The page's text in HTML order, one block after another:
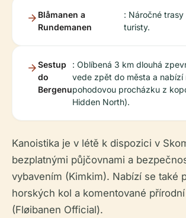
Blåmanen a
Rundemanen
: Náročné
turisty.
Sestup
do
Bergenu
: Oblíbená 3 km dlouhá
vede zpět do města a nabízí
pohodovou procházku z
Hidden North).
Kanoistika je v létě k dispozici v
bezplatnými půjčovnami a
vybavením (Kimkim). Nabízí se také
horských kol a komentované
(Fløibanen Official).